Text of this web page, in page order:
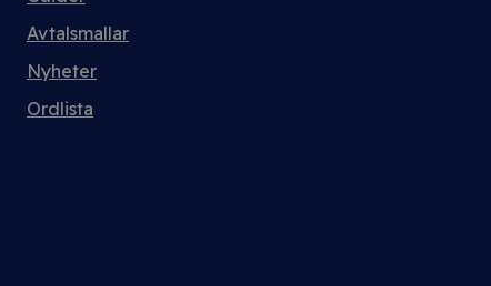
Avtalsmallar
Nyheter
Ordlista